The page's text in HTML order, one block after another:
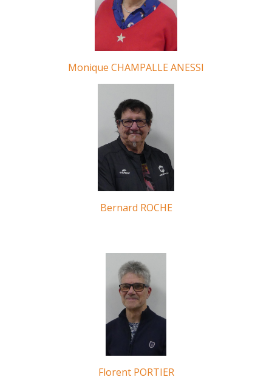
Monique CHAMPALLE ANESSI
Bernard ROCHE
Florent PORTIER